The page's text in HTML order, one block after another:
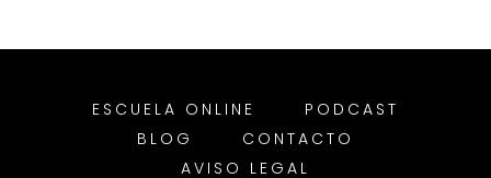
ESCUELA ONLINE
PODCAST
BLOG
CONTACTO
AVISO LEGAL